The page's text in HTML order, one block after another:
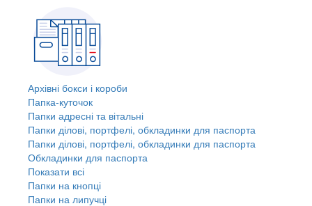
Архівні бокси і короби
Папка-куточок
Папки адресні та вітальні
Папки ділові, портфелі, обкладинки для паспорта
Папки ділові, портфелі, обкладинки для паспорта
Обкладинки для паспорта
Показати всі
Папки на кнопці
Папки на липучці